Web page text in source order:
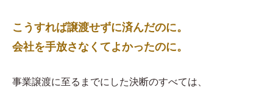
こうすれば譲渡せずに済んだのに。
会社を手放さなくてよかったのに。
事業譲渡に至るまでにした決断のすべては、